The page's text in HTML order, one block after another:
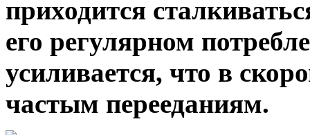
приходится
его регулярном
усиливается, что в
частым перееданиям.